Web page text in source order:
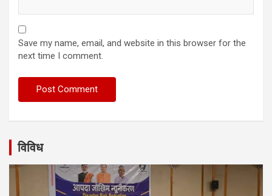
Save my name, email, and website in this browser for the
next time I comment.
विविध